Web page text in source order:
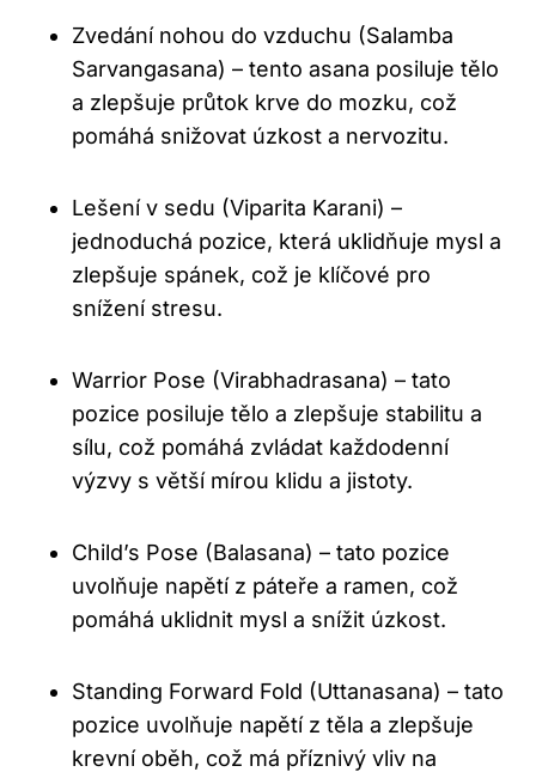
Zvedání nohou do vzduchu (Salamba
Sarvangasana) – tento asana posiluje tělo
a zlepšuje průtok krve do mozku, což
pomáhá snižovat úzkost a nervozitu.
Lešení v sedu (Viparita Karani) –
jednoduchá pozice, která uklidňuje mysl a
zlepšuje spánek, což je klíčové pro
snížení stresu.
Warrior Pose (Virabhadrasana) – tato
pozice posiluje tělo a zlepšuje stabilitu a
sílu, což pomáhá zvládat každodenní
výzvy s větší mírou klidu a jistoty.
Child’s Pose (Balasana) – tato pozice
uvolňuje napětí z páteře a ramen, což
pomáhá uklidnit mysl a snížit úzkost.
Standing Forward Fold (Uttanasana) – tato
pozice uvolňuje napětí z těla a zlepšuje
krevní oběh, což má příznivý vliv na